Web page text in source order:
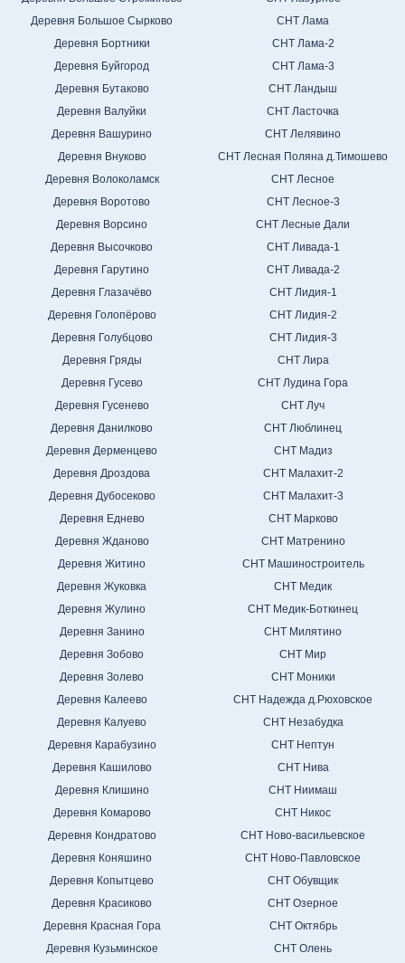
Деревня Большое Сырково
Деревня Бортники
Деревня Буйгород
Деревня Бутаково
Деревня Валуйки
Деревня Вашурино
Деревня Внуково
Деревня Волоколамск
Деревня Воротово
Деревня Ворсино
Деревня Высочково
Деревня Гарутино
Деревня Глазачёво
Деревня Голопёрово
Деревня Голубцово
Деревня Гряды
Деревня Гусево
Деревня Гусенево
Деревня Данилково
Деревня Дерменцево
Деревня Дроздова
Деревня Дубосеково
Деревня Еднево
Деревня Жданово
Деревня Житино
Деревня Жуковка
Деревня Жулино
Деревня Занино
Деревня Зобово
Деревня Золево
Деревня Калеево
Деревня Калуево
Деревня Карабузино
Деревня Кашилово
Деревня Клишино
Деревня Комарово
Деревня Кондратово
Деревня Коняшино
Деревня Копытцево
Деревня Красиково
Деревня Красная Гора
Деревня Кузьминское
СНТ Лама
СНТ Лама-2
СНТ Лама-3
СНТ Ландыш
СНТ Ласточка
СНТ Лелявино
СНТ Лесная Поляна д.Тимошево
СНТ Лесное
СНТ Лесное-3
СНТ Лесные Дали
СНТ Ливада-1
СНТ Ливада-2
СНТ Лидия-1
СНТ Лидия-2
СНТ Лидия-3
СНТ Лира
СНТ Лудина Гора
СНТ Луч
СНТ Люблинец
СНТ Мадиз
СНТ Малахит-2
СНТ Малахит-3
СНТ Марково
СНТ Матренино
СНТ Машиностроитель
СНТ Медик
СНТ Медик-Боткинец
СНТ Милятино
СНТ Мир
СНТ Моники
СНТ Надежда д.Рюховское
СНТ Незабудка
СНТ Нептун
СНТ Нива
СНТ Ниимаш
СНТ Никос
СНТ Ново-васильевское
СНТ Ново-Павловское
СНТ Обувщик
СНТ Озерное
СНТ Октябрь
СНТ Олень